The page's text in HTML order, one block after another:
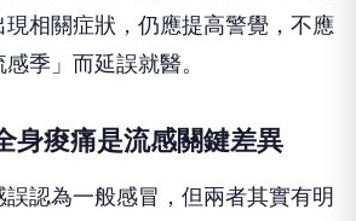
相關症狀，仍應提高警覺，不應
季」而延誤就醫。
身痠痛是流感關鍵差異
認為一般感冒，但兩者其實有明